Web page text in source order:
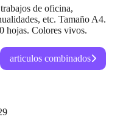
de oficina,
etc. Tamaño A4.
hojas. Colores vivos.
articulos combinados